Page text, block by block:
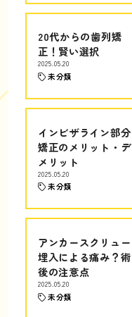
20代からの歯列矯
正！賢い選択
2025.05.20
未分類
インビザライン部分
矯正のメリット・デ
メリット
2025.05.20
未分類
アンカースクリュー
埋入による痛み？術
後の注意点
2025.05.20
未分類